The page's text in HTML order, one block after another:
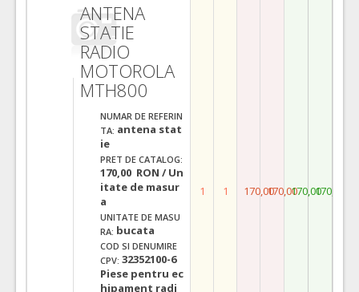
ANTENA
STATIE
RADIO
MOTOROLA
MTH800
NUMAR DE REFERIN
TA: antena stat
ie
PRET DE CATALOG:
170,00 RON / Un
itate de masur
a
UNITATE DE MASU
RA: bucata
COD SI DENUMIRE
CPV: 32352100-6
Piese pentru ec
hipament radi
1 1 170,00170,00170,00170,00